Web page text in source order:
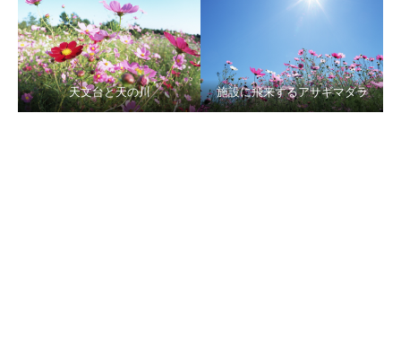
天文台と天の川 施設に飛来するアサギマダラ